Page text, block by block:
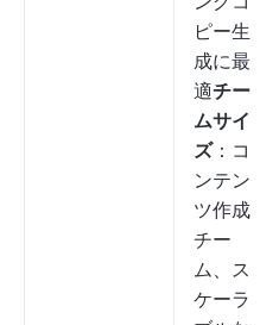
ピー生
成に最
適チー
ムサイ
ズ：コ
ンテン
ツ作成
チー
ム、ス
ケーラ